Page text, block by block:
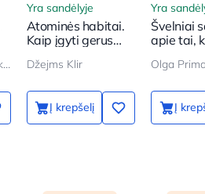
Ljudmila Petranovskaja
Yra sandėlyje
Atominės habitai.
Kaip įgyti gerus
Džejms Klir
Į krepšelį
Yra
Švelniai
apie tai,
save
Olga
Į